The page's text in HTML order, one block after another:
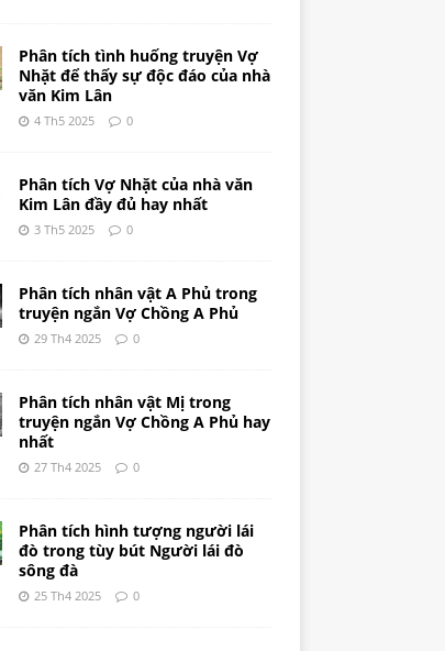
Phân tích tình huống truyện Vợ
Nhặt để thấy sự độc đáo của nhà
văn Kim Lân
4 Th5 2025 0
Phân tích Vợ Nhặt của nhà văn
Kim Lân đầy đủ hay nhất
3 Th5 2025 0
Phân tích nhân vật A Phủ trong
truyện ngắn Vợ Chồng A Phủ
29 Th4 2025 0
Phân tích nhân vật Mị trong
truyện ngắn Vợ Chồng A Phủ hay
nhất
27 Th4 2025 0
Phân tích hình tượng người lái
đò trong tùy bút Người lái đò
sông đà
25 Th4 2025 0